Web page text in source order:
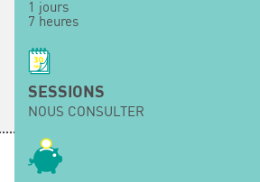
1 jours
7 heures
SESSIONS
NOUS CONSULTER